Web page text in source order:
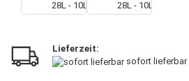
Lieferzeit:
sofort lieferbar